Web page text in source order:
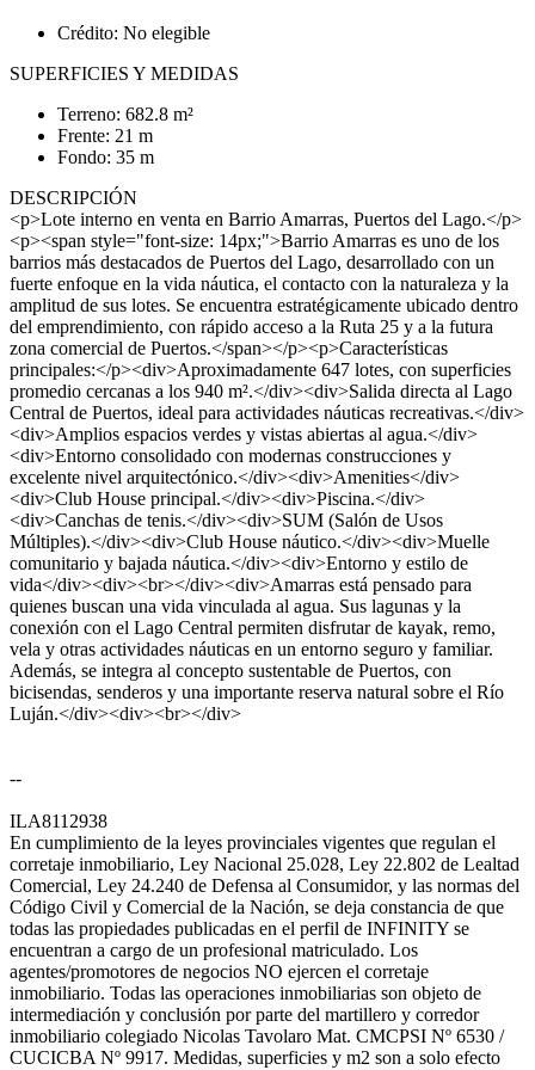
Crédito: No elegible
SUPERFICIES Y MEDIDAS
Terreno: 682.8 m²
Frente: 21 m
Fondo: 35 m
DESCRIPCIÓN
<p>Lote interno en venta en Barrio Amarras, Puertos del Lago.</p>
<p><span style="font-size: 14px;">Barrio Amarras es uno de los
barrios más destacados de Puertos del Lago, desarrollado con un
fuerte enfoque en la vida náutica, el contacto con la naturaleza y la
amplitud de sus lotes. Se encuentra estratégicamente ubicado dentro
del emprendimiento, con rápido acceso a la Ruta 25 y a la futura
zona comercial de Puertos.</span></p><p>Características
principales:</p><div>Aproximadamente 647 lotes, con superficies
promedio cercanas a los 940 m².</div><div>Salida directa al Lago
Central de Puertos, ideal para actividades náuticas recreativas.</div>
<div>Amplios espacios verdes y vistas abiertas al agua.</div>
<div>Entorno consolidado con modernas construcciones y
excelente nivel arquitectónico.</div><div>Amenities</div>
<div>Club House principal.</div><div>Piscina.</div>
<div>Canchas de tenis.</div><div>SUM (Salón de Usos
Múltiples).</div><div>Club House náutico.</div><div>Muelle
comunitario y bajada náutica.</div><div>Entorno y estilo de
vida</div><div><br></div><div>Amarras está pensado para
quienes buscan una vida vinculada al agua. Sus lagunas y la
conexión con el Lago Central permiten disfrutar de kayak, remo,
vela y otras actividades náuticas en un entorno seguro y familiar.
Además, se integra al concepto sustentable de Puertos, con
bicisendas, senderos y una importante reserva natural sobre el Río
Luján.</div><div><br></div>
--
ILA8112938
En cumplimiento de la leyes provinciales vigentes que regulan el
corretaje inmobiliario, Ley Nacional 25.028, Ley 22.802 de Lealtad
Comercial, Ley 24.240 de Defensa al Consumidor, y las normas del
Código Civil y Comercial de la Nación, se deja constancia de que
todas las propiedades publicadas en el perfil de INFINITY se
encuentran a cargo de un profesional matriculado. Los
agentes/promotores de negocios NO ejercen el corretaje
inmobiliario. Todas las operaciones inmobiliarias son objeto de
intermediación y conclusión por parte del martillero y corredor
inmobiliario colegiado Nicolas Tavolaro Mat. CMCPSI Nº 6530 /
CUCICBA Nº 9917. Medidas, superficies y m2 son a solo efecto